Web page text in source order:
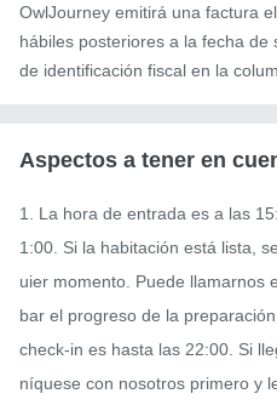
OwlJourney emitirá una factura
hábiles posteriores a la fecha de
de identificación fiscal en la
Aspectos a tener en
1. La hora de entrada es a las
1:00. Si la habitación está lista,
uier momento. Puede llamarnos
bar el progreso de la
check-in es hasta las 22:00. Si
níquese con nosotros primero y